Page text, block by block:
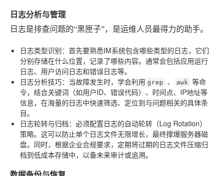
日志分析与管理
日志是排查问题的“黑匣子”，是运维人员最得力的助手。
日志类型识别：首先要熟悉IM系统包含哪些类型的日志，它们
分别存储在什么位置，记录了哪些内容。通常会包括应用运行
日志、用户访问日志和错误日志等。
日志分析技巧：当故障发生时，学会利用 grep 、 awk 等命
令，结合关键词（如用户ID、错误代码）、时间点、IP地址等
信息，在海量的日志中快速筛选、定位到与问题相关的具体条
目。
日志轮转与归档：必须配置日志的自动轮转（Log Rotation）
策略。这可以防止单个日志文件无限增长，最终撑爆服务器磁
盘。同时，根据企业合规要求，定期将过期的日志文件压缩归
档到低成本存储中，以备未来审计或追溯。